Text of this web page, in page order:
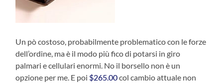
Un pò costoso, probabilmente problematico con le forze
dell’ordine, ma è il modo più fico di potarsi in giro
palmari e cellulari enormi. No il borsello non è un
opzione per me. E poi $265.00col cambio attuale non